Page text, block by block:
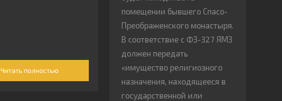
Читать полностью
помещении бывшего Спасо-
Преображенского монастыря.
В соответствие с ФЗ-327 ЯМЗ
должен передать
«имущество религиозного
назначения, находящееся в
государственной или